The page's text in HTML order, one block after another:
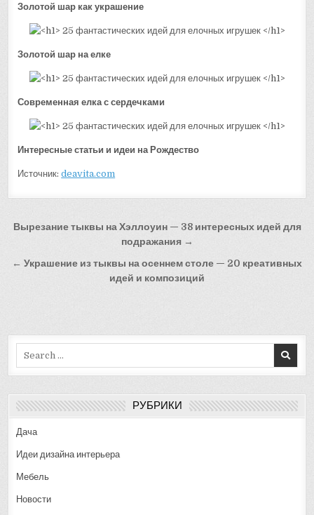
Золотой шар как украшение
Золотой шар на елке
Современная елка с сердечками
Интересные статьи и идеи на Рождество
Источник:deavita.com
Навигация
записям
Вырезание тыквы на Хэллоуин — 38 интересных идей для
подражания →
← Украшение из тыквы на осеннем столе — 20 креативных
идей и композиций
РУБРИКИ
Дача
Идеи дизайна интерьера
Мебель
Новости